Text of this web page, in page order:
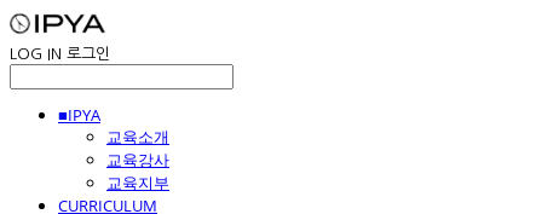
LOG IN 로그인
■IPYA
교육소개
교육강사
교육지부
CURRICULUM